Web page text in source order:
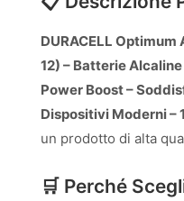
DURACELL
12​) – Batterie
Power Boost –
Dispositivi Moderni –
un prodotto di alta
🛒 Perché